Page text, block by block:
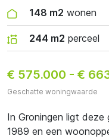
148 m2 wonen
244 m2 perceel
€ 575.000 - €
Geschatte woningwaarde
In Groningen ligt
1989 en een